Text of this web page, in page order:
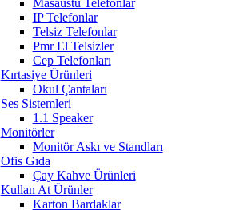
Masaüstü Telefonlar
IP Telefonlar
Telsiz Telefonlar
Pmr El Telsizler
Cep Telefonları
Kırtasiye Ürünleri
Okul Çantaları
Ses Sistemleri
1.1 Speaker
Monitörler
Monitör Askı ve Standları
Ofis Gıda
Çay Kahve Ürünleri
Kullan At Ürünler
Karton Bardaklar